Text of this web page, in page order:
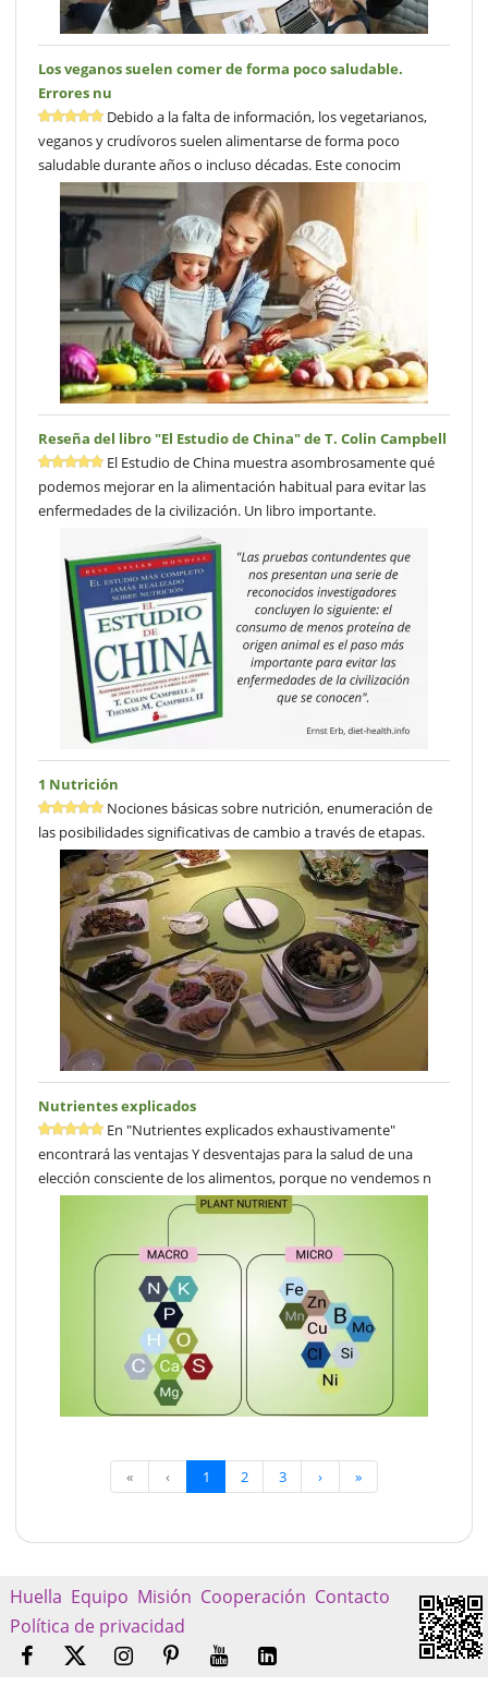
Los veganos suelen comer de forma poco saludable.
Errores nu
Debido a la falta de información, los vegetarianos,
veganos y crudívoros suelen alimentarse de forma poco
saludable durante años o incluso décadas. Este conocim
Reseña del libro "El Estudio de China" de T. Colin Campbell
El Estudio de China muestra asombrosamente qué
podemos mejorar en la alimentación habitual para evitar las
enfermedades de la civilización. Un libro importante.
1 Nutrición
Nociones básicas sobre nutrición, enumeración de
las posibilidades significativas de cambio a través de etapas.
Nutrientes explicados
En "Nutrientes explicados exhaustivamente"
encontrará las ventajas Y desventajas para la salud de una
elección consciente de los alimentos, porque no vendemos n
« ‹ 1 2 3 › »
Huella Equipo Misión Cooperación Contacto
Política de privacidad